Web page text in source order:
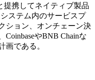
提携してネイティブ製品
ステム内のサービスプ
ション、オンチェーン決
やBNB Chainな
画である。